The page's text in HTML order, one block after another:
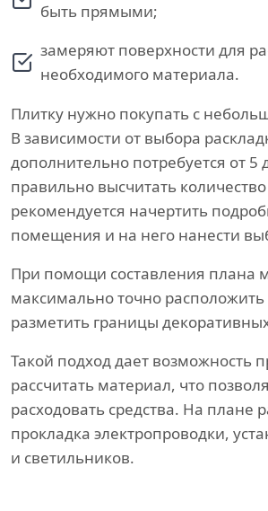
быть прямыми;
замеряют поверхности для
необходимого материала.
Плитку нужно покупать с
В зависимости от выбора
дополнительно потребуется от 5
правильно высчитать
рекомендуется начертить
помещения и на него нанести
При помощи составления плана
максимально точно расположить
разметить границы
Такой подход дает возможность
рассчитать материал, что
расходовать средства. На плане
прокладка электропроводки,
и светильников.